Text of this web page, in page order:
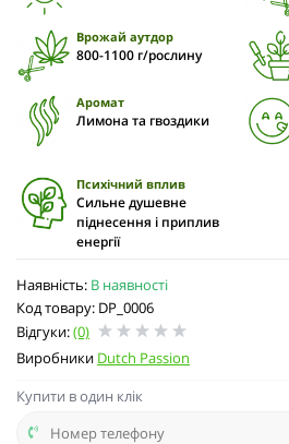
Наявність: В наявності
Код товару: DP_0006
Відгуки:(0)
Виробники Dutch Passion
Врожай аутдор
800-1100 г/рослину
Аромат
Лимона та гвоздики
Психічний вплив
Сильне душевне
піднесення і приплив
енергії
Купити в один клік